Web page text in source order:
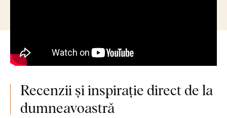
Recenzii și inspirație direct de la
dumneavoastră